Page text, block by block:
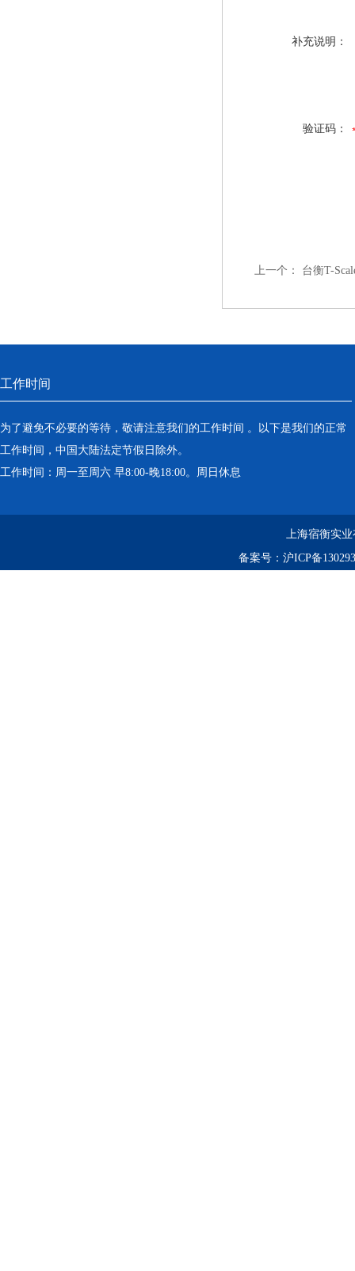
补充说明：
验证码：
上一个： 台衡T-
工作时间
为了避免不必要的等待，敬请注意我们的工作时间 。以下是我们的正常
工作时间，中国大陆法定节假日除外。
工作时间：周一至周六 早8:00-晚18:00。周日休息
上海宿衡实
备案号： 沪ICP备